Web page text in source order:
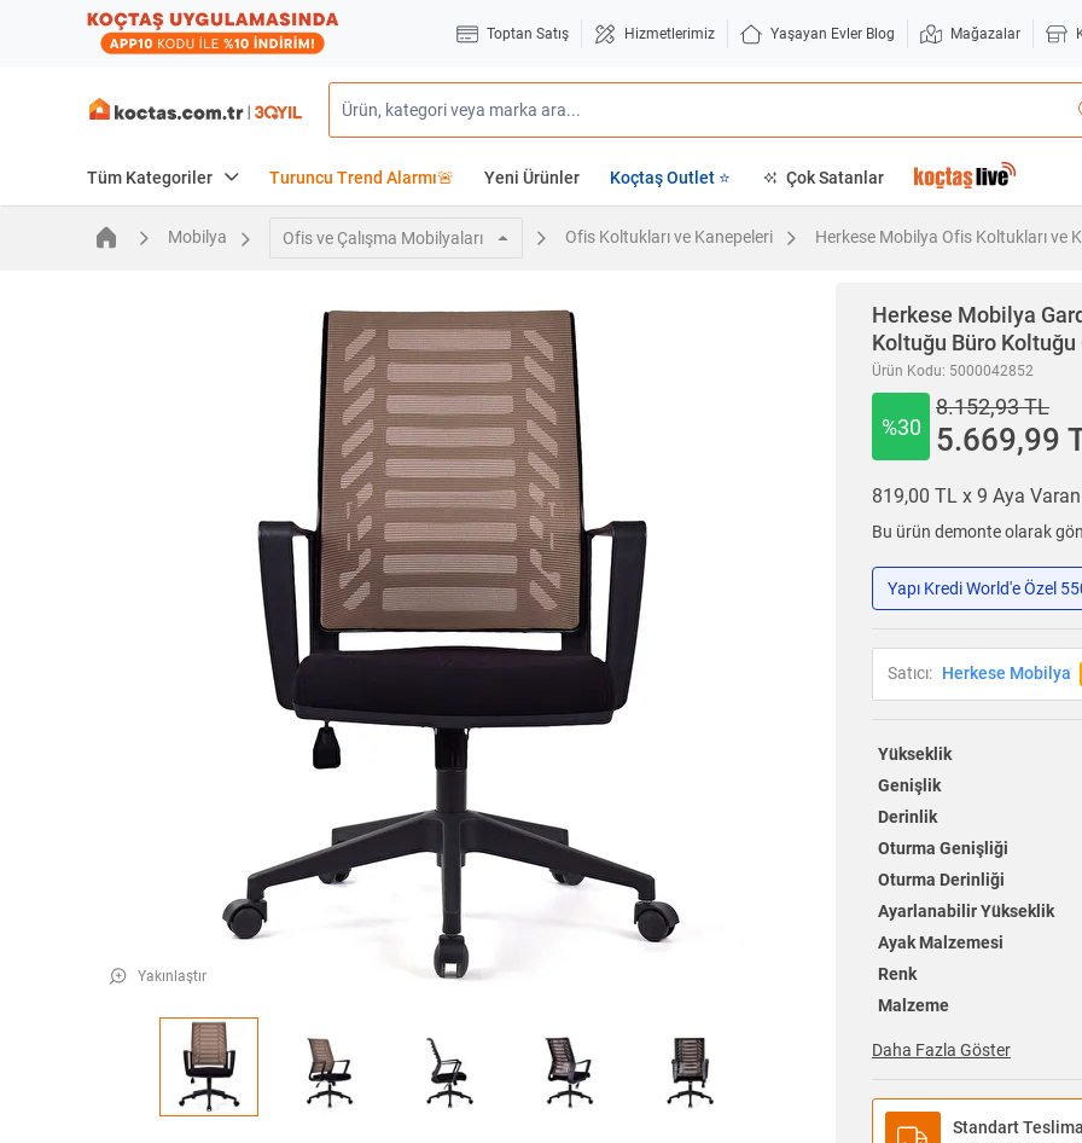
Toptan Satış Hizmetlerimiz Yaşayan Evler Blog Mağazalar
Tüm Kategoriler Turuncu Trend Alarmı🚨 Yeni Ürünler Koçtaş Outlet ⭐ Çok Satanlar
Mobilya Ofis ve Çalışma Mobilyaları Ofis Koltukları ve Kanepeleri Herkese Mobilya Ofis Koltukları ve
Yakınlaştır
Herkese Mobilya
Koltuğu Büro
Ürün Kodu: 5000042852
%30
8.152,93 TL
5.669,99
819,00 TL x 9 Aya Varan
Bu ürün demonte olarak
Yapı Kredi World'e Özel
Satıcı: Herkese Mobilya
Yükseklik
Genişlik
Derinlik
Oturma Genişliği
Oturma Derinliği
Ayarlanabilir Yükseklik
Ayak Malzemesi
Renk
Malzeme
Daha Fazla Göster
Standart